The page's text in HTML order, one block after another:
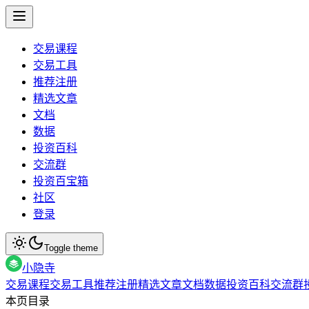
交易课程
交易工具
推荐注册
精选文章
文档
数据
投资百科
交流群
投资百宝箱
社区
登录
Toggle theme
小隐寺
交易课程交易工具推荐注册精选文章文档数据投资百科交流群
本页目录